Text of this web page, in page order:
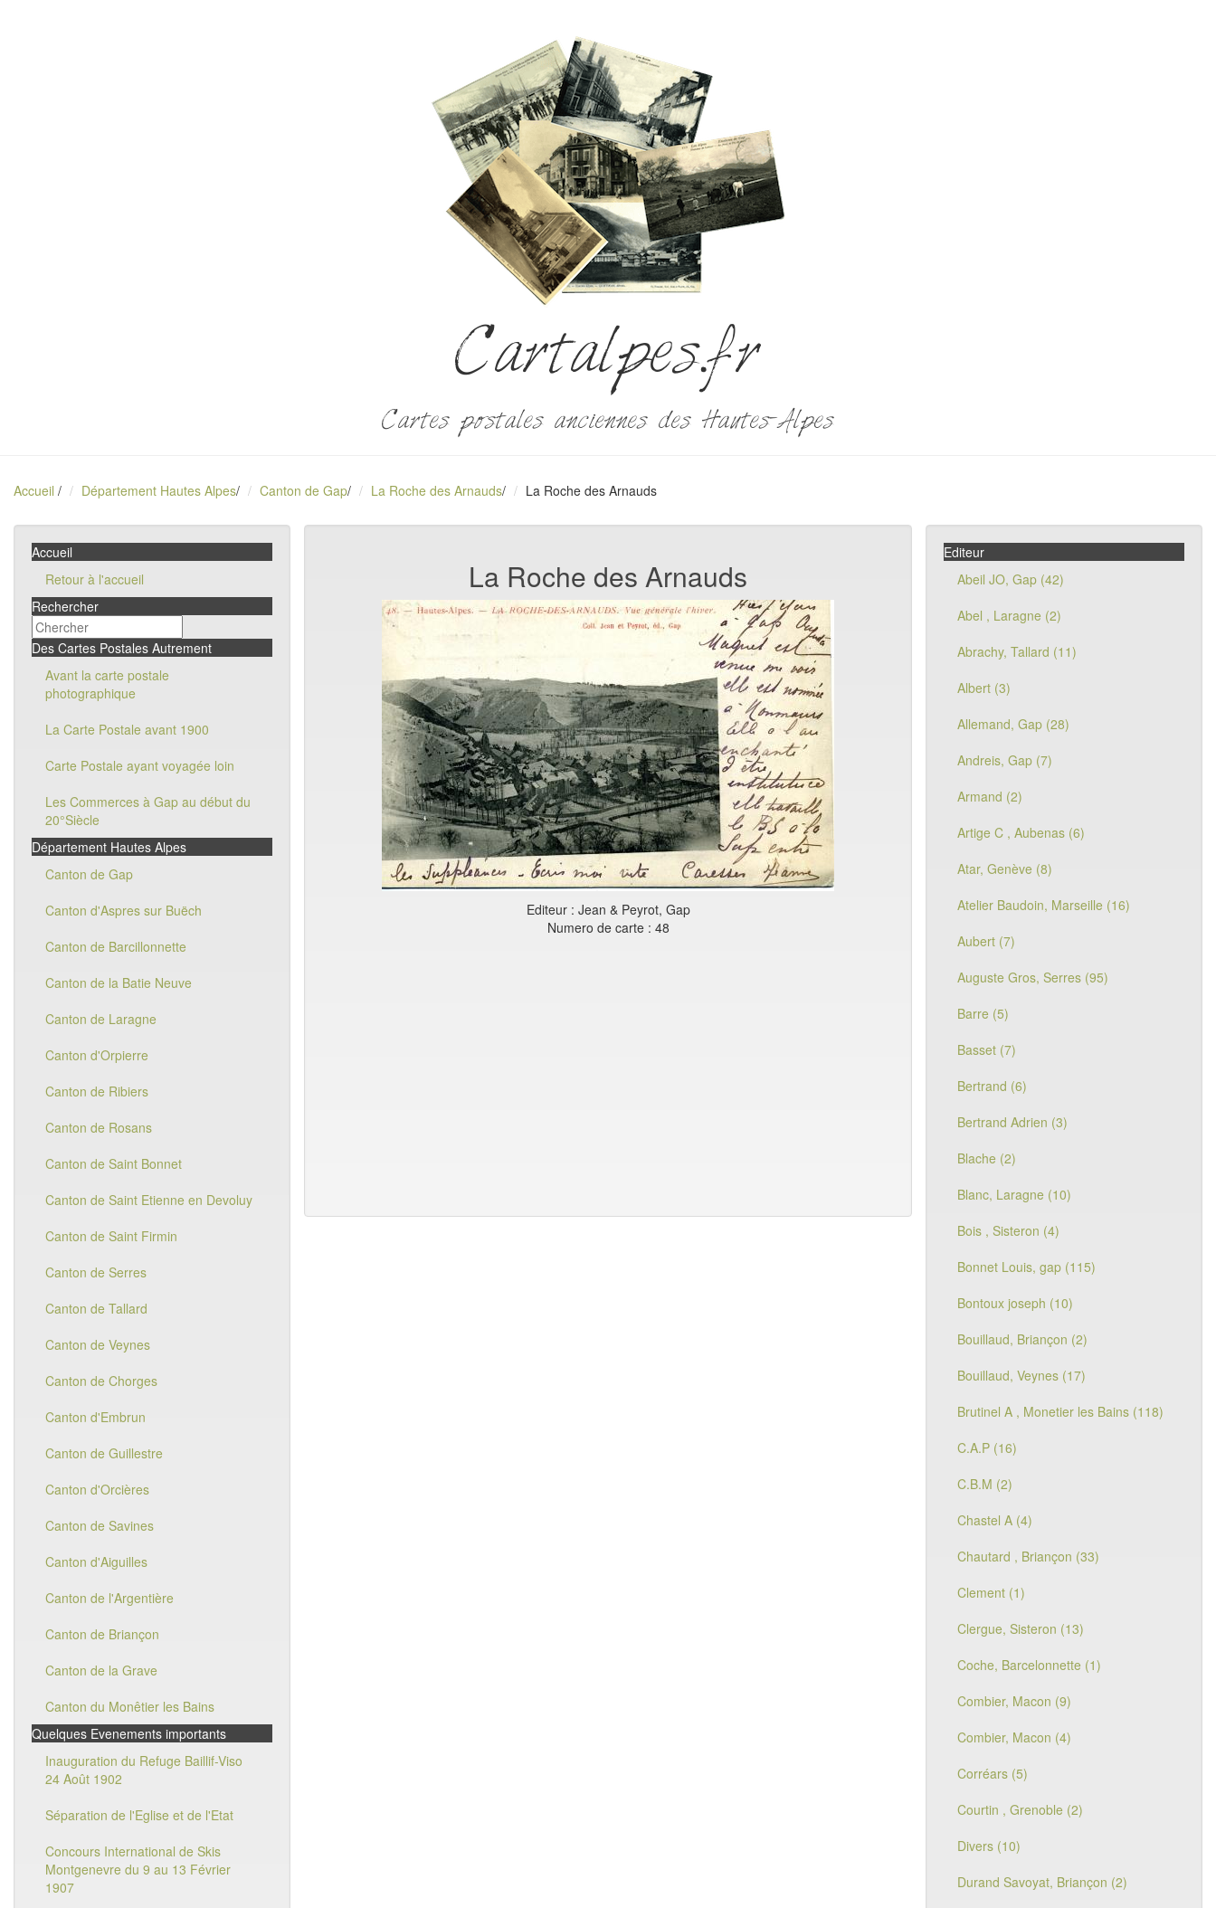
Cartalpes.fr
Cartes postales anciennes des Hautes-Alpes
Accueil / Département Hautes Alpes/ Canton de Gap/ La Roche des Arnauds/ La Roche des Arnauds
Accueil
Retour à l'accueil
Rechercher
Des Cartes Postales Autrement
Avant la carte postale
photographique
La Carte Postale avant 1900
Carte Postale ayant voyagée loin
Les Commerces à Gap au début du
20°Siècle
Département Hautes Alpes
Canton de Gap
Canton d'Aspres sur Buëch
Canton de Barcillonnette
Canton de la Batie Neuve
Canton de Laragne
Canton d'Orpierre
Canton de Ribiers
Canton de Rosans
Canton de Saint Bonnet
Canton de Saint Etienne en Devoluy
Canton de Saint Firmin
Canton de Serres
Canton de Tallard
Canton de Veynes
Canton de Chorges
Canton d'Embrun
Canton de Guillestre
Canton d'Orcières
Canton de Savines
Canton d'Aiguilles
Canton de l'Argentière
Canton de Briançon
Canton de la Grave
Canton du Monêtier les Bains
Quelques Evenements importants
Inauguration du Refuge Baillif-Viso
24 Août 1902
Séparation de l'Eglise et de l'Etat
Concours International de Skis
Montgenevre du 9 au 13 Février
1907
La Roche des Arnauds
Editeur : Jean & Peyrot, Gap
Numero de carte : 48
Editeur
Abeil JO, Gap (42)
Abel , Laragne (2)
Abrachy, Tallard (11)
Albert (3)
Allemand, Gap (28)
Andreis, Gap (7)
Armand (2)
Artige C , Aubenas (6)
Atar, Genève (8)
Atelier Baudoin, Marseille (16)
Aubert (7)
Auguste Gros, Serres (95)
Barre (5)
Basset (7)
Bertrand (6)
Bertrand Adrien (3)
Blache (2)
Blanc, Laragne (10)
Bois , Sisteron (4)
Bonnet Louis, gap (115)
Bontoux joseph (10)
Bouillaud, Briançon (2)
Bouillaud, Veynes (17)
Brutinel A , Monetier les Bains (118)
C.A.P (16)
C.B.M (2)
Chastel A (4)
Chautard , Briançon (33)
Clement (1)
Clergue, Sisteron (13)
Coche, Barcelonnette (1)
Combier, Macon (9)
Combier, Macon (4)
Corréars (5)
Courtin , Grenoble (2)
Divers (10)
Durand Savoyat, Briançon (2)